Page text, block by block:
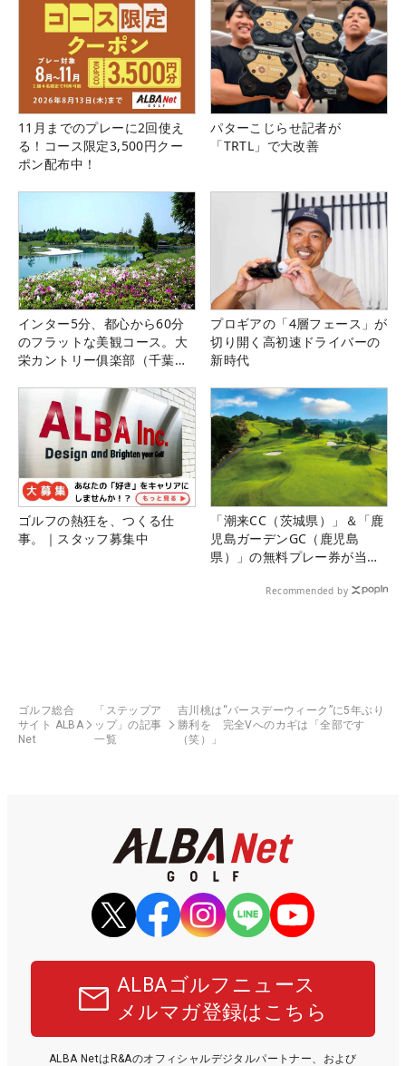
11月までのプレーに2回使え
る！コース限定3,500円クー
ポン配布中！
パターこじらせ記者が
「TRTL」で大改善
インター5分、都心から60分
のフラットな美観コース。大
栄カントリー俱楽部（千葉
プロギアの「4層フェース」が
切り開く高初速ドライバーの
新時代
ゴルフの熱狂を、つくる仕
事。｜スタッフ募集中
「潮来CC（茨城県）」＆「鹿
児島ガーデンGC（鹿児島
県）」の無料プレー券が当た
Recommended by
ゴルフ総合
サイト ALBA
Net
「ステップア
ップ」の記事
一覧
吉川桃は“バースデーウィーク”に5年ぶり
勝利を 完全Vへのカギは「全部です
（笑）」
ALBAゴルフニュース
メルマガ登録はこちら
ALBA NetはR&Aのオフィシャルデジタルパートナー、および